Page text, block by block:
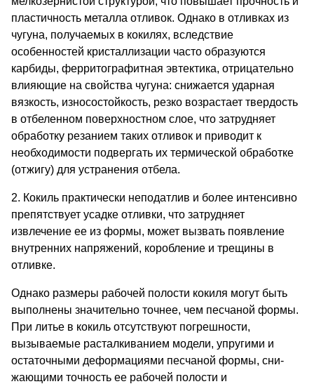
пластичность металла отли­вок. Однако в отливках из
чугуна, получаемых в кокилях, вслед­ствие
особенностей кристаллизации часто образуются
карбиды, ферритографитная эвтектика, отрицательно
влияющие на свойства чугуна: снижается ударная
вязкость, износостойкость, резко воз­растает твердость
в отбеленном поверхностном слое, что затрудня­ет
обработку резанием таких отливок и приводит к
необходимости подвергать их термической обработке
(отжигу) для устранения отбела.
2. Кокиль практически неподатлив и более интенсивно
препят­ствует усадке отливки, что затрудняет
извлечение ее из формы, может вызвать появление
внутренних напряжений, коробление и трещины в
отливке.
Однако размеры рабочей полости кокиля могут быть
выпол­нены значительно точнее, чем песчаной формы.
При литье в кокиль отсутствуют погрешности,
вызываемые расталкиванием модели, упругими и
остаточными деформациями песчаной формы, сни­
жающими точность ее рабочей полости и